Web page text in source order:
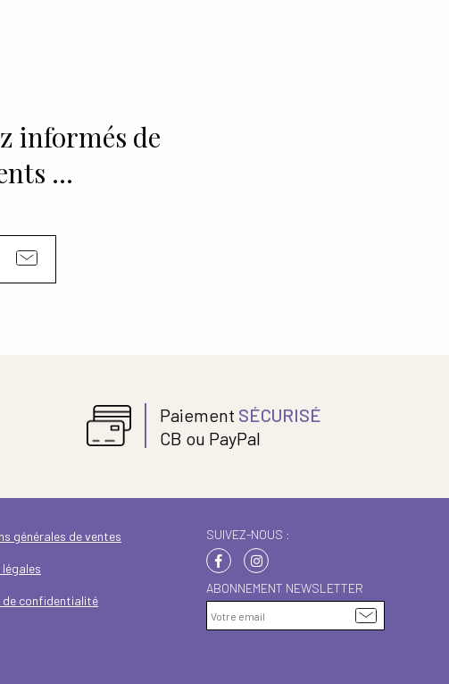
informés de
…
Paiement SÉCURISÉ
CB ou PayPal
générales de ventes
légales
de confidentialité
SUIVEZ-NOUS :
ABONNEMENT NEWSLETTER